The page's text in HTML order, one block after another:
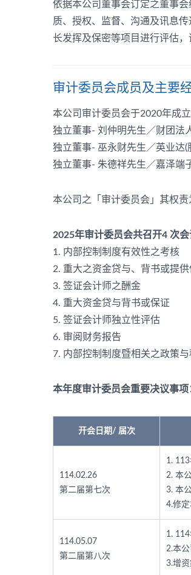
依据本公司董事会订定之董事
质、授权、监督、沟通及讯息
长发挥及保密等项目进行评估
审计委员会成员及主要
本公司审计委员会于2020年成
独立董事- 刘仲明先生／财团法
独立董事- 巫永财先生／英业达(
独立董事- 朱德祥先生／嘉泽端
本公司之「审计委员会」其权
2025年审计委员会共召开4 次
1. 内部控制制度有效性之考核
2. 重大之资金贷与、背书或提
3. 签证会计师之酬金
4. 重大资金贷与背书或保证
5. 签证会计师独立性评估
6. 审阅财务报告
7. 内部控制制度暨相关之政策与
本年度审计委员会重要决议事项
开会日期/ 届次
114.02.26
第二届第七次
1.
2. 本
3. 本
4.修
114.05.07
第二届第八次
1.
2.本
3.增